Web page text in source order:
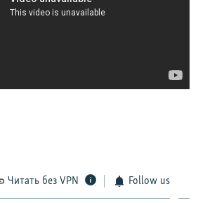
Читать без VPN Follow us